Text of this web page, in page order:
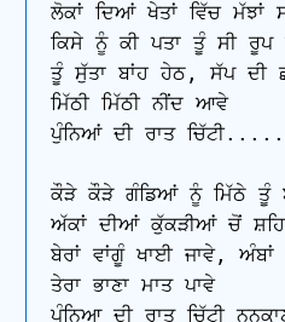
ਲੋਕਾਂ ਦਿਆਂ ਖੇਤਾਂ ਵਿੱਚ ਮੱਝਾਂ
ਕਿਸੇ ਨੂੰ ਕੀ ਪਤਾ ਤੂੰ ਸੀ ਰੂਪ
ਤੂੰ ਸੁੱਤਾ ਬਾਂਹ ਹੇਠ, ਸੱਪ ਦੀ
ਮਿੱਠੀ ਮਿੱਠੀ ਨੀਂਦ ਆਵੇ
ਪੁੰਨਿਆਂ ਦੀ ਰਾਤ ਚਿੱਟੀ.....
ਕੌੜੇ ਕੌੜੇ ਗੰਡਿਆਂ ਨੂੰ ਮਿੱਠੇ ਤੂੰ
ਅੱਕਾਂ ਦੀਆਂ ਕੁੱਕੜੀਆਂ ਚੋਂ
ਬੇਰਾਂ ਵਾਂਗੂੰ ਖਾਈ ਜਾਵੇ, ਅੰਬਾਂ
ਤੇਰਾ ਭਾਣਾ ਮਾਤ ਪਾਵੇ
ਪੁੰਨਿਆ ਦੀ ਰਾਤ ਚਿੱਟੀ